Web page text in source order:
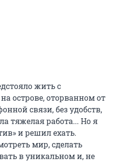
жить с
острове, оторванном от
связи, без удобств,
тяжелая работа... Но я
и решил ехать.
мир, сделать
в уникальном и, не